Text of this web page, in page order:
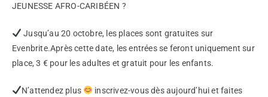
JEUNESSE AFRO-CARIBÉEN ?
Jusqu’au 20 octobre, les places sont gratuites sur
Evenbrite.Après cette date, les entrées se feront uniquement sur
place, 3 € pour les adultes et gratuit pour les enfants.
N’attendez plus
inscrivez-vous dès aujourd’hui et faites